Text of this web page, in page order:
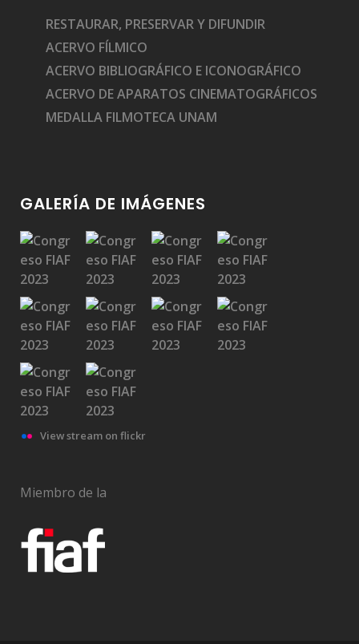
RESTAURAR, PRESERVAR Y DIFUNDIR
ACERVO FÍLMICO
ACERVO BIBLIOGRÁFICO E ICONOGRÁFICO
ACERVO DE APARATOS CINEMATOGRÁFICOS
MEDALLA FILMOTECA UNAM
GALERÍA DE IMÁGENES
View stream on flickr
Miembro de la